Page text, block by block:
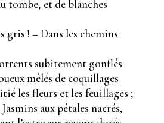
tombe, et de blanches
gris ! – Dans les chemins
subitement gonflés
mêlés de coquillages
les fleurs et les feuillages ;
aux pétales nacrés,